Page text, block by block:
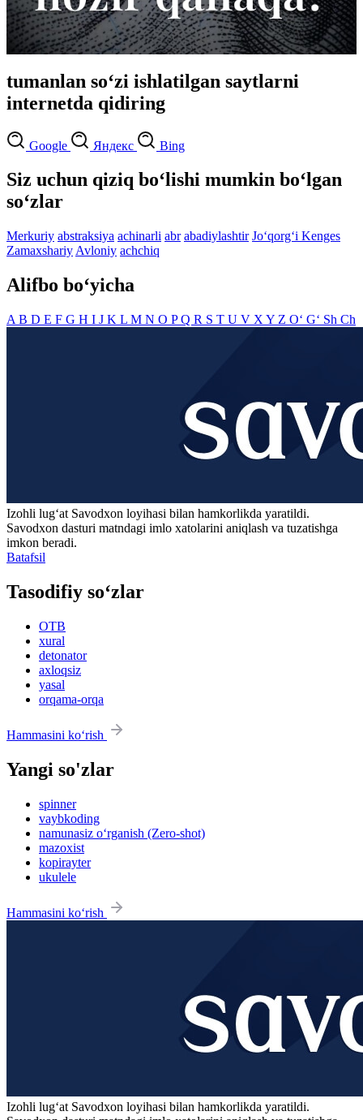
tumanlan so‘zi ishlatilgan saytlarni
internetda qidiring
Google Яндекс Bing
Siz uchun qiziq bo‘lishi mumkin bo‘lgan
so‘zlar
Merkuriy abstraksiya achinarli abr abadiylashtir Jo‘qorg‘i Kenges
Zamaxshariy Avloniy achchiq
Alifbo bo‘yicha
A B D E F G H I J K L M N O PQ R S T U V X Y Z O‘ G‘ Sh Ch
Izohli lugʻat Savodxon loyihasi bilan hamkorlikda yaratildi.
Savodxon dasturi matndagi imlo xatolarini aniqlash va tuzatishga
imkon beradi.
Batafsil
Tasodifiy so‘zlar
OTB
xural
detonator
axloqsiz
yasal
orqama-orqa
Hammasini ko‘rish
Yangi so'zlar
spinner
vaybkoding
namunasiz o‘rganish (Zero-shot)
mazoxist
kopirayter
ukulele
Hammasini ko‘rish
Izohli lugʻat Savodxon loyihasi bilan hamkorlikda yaratildi.